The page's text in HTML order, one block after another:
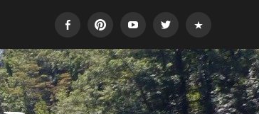
FacebookPinterestYoutubeTwitter Login